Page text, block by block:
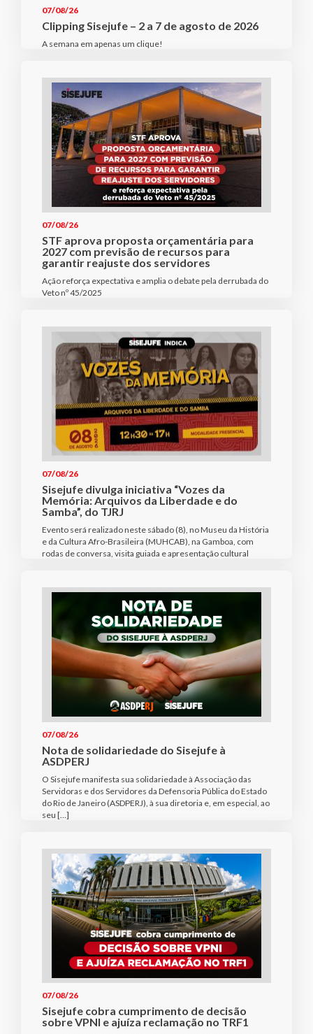
07/08/26
Clipping Sisejufe – 2 a 7 de agosto de 2026
A semana em apenas um clique!
07/08/26
STF aprova proposta orçamentária para
2027 com previsão de recursos para
garantir reajuste dos servidores
Ação reforça expectativa e amplia o debate pela derrubada do
Veto nº 45/2025
07/08/26
Sisejufe divulga iniciativa “Vozes da
Memória: Arquivos da Liberdade e do
Samba”, do TJRJ
Evento será realizado neste sábado (8), no Museu da História
e da Cultura Afro-Brasileira (MUHCAB), na Gamboa, com
rodas de conversa, visita guiada e apresentação cultural
07/08/26
Nota de solidariedade do Sisejufe à
ASDPERJ
O Sisejufe manifesta sua solidariedade à Associação das
Servidoras e dos Servidores da Defensoria Pública do Estado
do Rio de Janeiro (ASDPERJ), à sua diretoria e, em especial, ao
seu […]
07/08/26
Sisejufe cobra cumprimento de decisão
sobre VPNI e ajuíza reclamação no TRF1